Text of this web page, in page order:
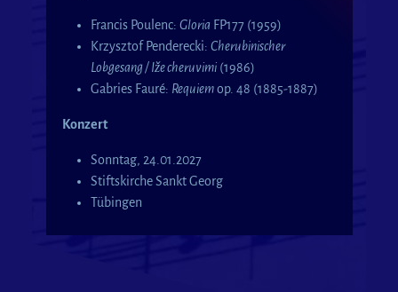
Francis Poulenc: Gloria FP177 (1959)
Krzysztof Penderecki: Cherubinischer
Lobgesang / Iže cheruvimi (1986)
Gabries Fauré: Requiemop. 48 (1885-1887)
Konzert
Sonntag, 24.01.2027
Stiftskirche Sankt Georg
Tübingen